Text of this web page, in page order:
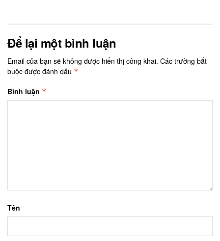
Để lại một bình luận
Email của bạn sẽ không được hiển thị công khai. Các trường bắt
buộc được đánh dấu *
Bình luận *
Tên